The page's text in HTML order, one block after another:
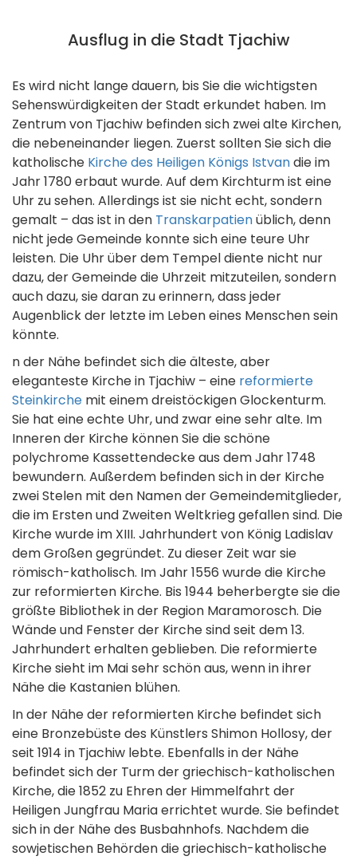
Ausflug in die Stadt Tjachiw
Es wird nicht lange dauern, bis Sie die wichtigsten
Sehenswürdigkeiten der Stadt erkundet haben. Im
Zentrum von Tjachiw befinden sich zwei alte Kirchen,
die nebeneinander liegen. Zuerst sollten Sie sich die
katholische Kirche des Heiligen Königs Istvandie im
Jahr 1780 erbaut wurde. Auf dem Kirchturm ist eine
Uhr zu sehen. Allerdings ist sie nicht echt, sondern
gemalt – das ist in den Transkarpatienüblich, denn
nicht jede Gemeinde konnte sich eine teure Uhr
leisten. Die Uhr über dem Tempel diente nicht nur
dazu, der Gemeinde die Uhrzeit mitzuteilen, sondern
auch dazu, sie daran zu erinnern, dass jeder
Augenblick der letzte im Leben eines Menschen sein
könnte.
n der Nähe befindet sich die älteste, aber
eleganteste Kirche in Tjachiw – eine reformierte
Steinkirche mit einem dreistöckigen Glockenturm.
Sie hat eine echte Uhr, und zwar eine sehr alte. Im
Inneren der Kirche können Sie die schöne
polychrome Kassettendecke aus dem Jahr 1748
bewundern. Außerdem befinden sich in der Kirche
zwei Stelen mit den Namen der Gemeindemitglieder,
die im Ersten und Zweiten Weltkrieg gefallen sind. Die
Kirche wurde im XIII. Jahrhundert von König Ladislav
dem Großen gegründet. Zu dieser Zeit war sie
römisch-katholisch. Im Jahr 1556 wurde die Kirche
zur reformierten Kirche. Bis 1944 beherbergte sie die
größte Bibliothek in der Region Maramorosch. Die
Wände und Fenster der Kirche sind seit dem 13.
Jahrhundert erhalten geblieben. Die reformierte
Kirche sieht im Mai sehr schön aus, wenn in ihrer
Nähe die Kastanien blühen.
In der Nähe der reformierten Kirche befindet sich
eine Bronzebüste des Künstlers Shimon Hollosy, der
seit 1914 in Tjachiw lebte. Ebenfalls in der Nähe
befindet sich der Turm der griechisch-katholischen
Kirche, die 1852 zu Ehren der Himmelfahrt der
Heiligen Jungfrau Maria errichtet wurde. Sie befindet
sich in der Nähe des Busbahnhofs. Nachdem die
sowjetischen Behörden die griechisch-katholische